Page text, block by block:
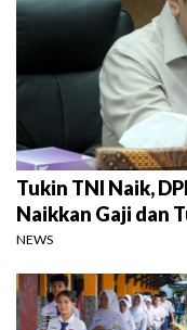
Tukin TNI Naik,
Naikkan Gaji dan
NEWS